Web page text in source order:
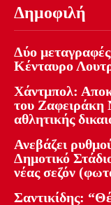
Δημοφιλή
Δύο
Κένταυρο
Χάντμπολ:
του Ζαφειράκη
αθλητικής
Ανεβάζει
Δημοτικό
νέας σεζόν
Σαντικίδης: